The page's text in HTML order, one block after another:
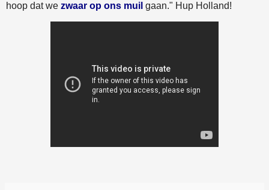
hoop dat we zwaar op ons muil gaan." Hup Holland!